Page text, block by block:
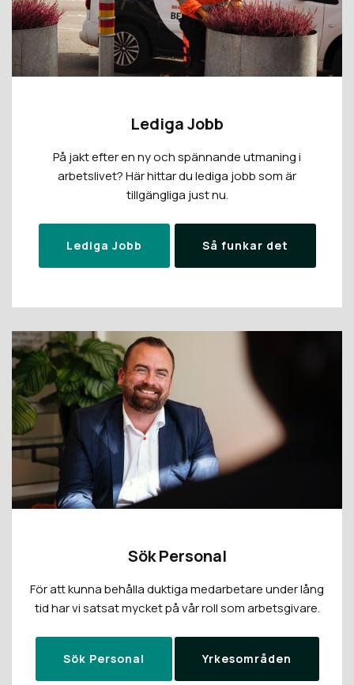
Lediga Jobb
På jakt efter en ny och spännande utmaning i
arbetslivet? Här hittar du lediga jobb som är
tillgängliga just nu.
Lediga Jobb Så funkar det
Sök Personal
För att kunna behålla duktiga medarbetare under lång
tid har vi satsat mycket på vår roll som arbetsgivare.
Sök Personal Yrkesområden